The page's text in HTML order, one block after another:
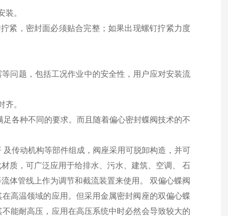
。
紧，密封面必须贴合完整；如果出现螺钉拧紧力度
问题，包括工况作业中的安全性，用户应对安装流
。
各种不同的要求。而且随着偏心密封蝶阀技术的不
传动机构等部件组成，阀座采用可脱卸构造，并可
质，可广泛应用于给排水、污水、建筑、空调、 石
体管线上作为调节和截流装置来使用。 双偏心蝶阀
高温领域的应用。但采用金属密封阀座的双偏心蝶
能耐高压，应用在高压系统中时必然会导致较大的